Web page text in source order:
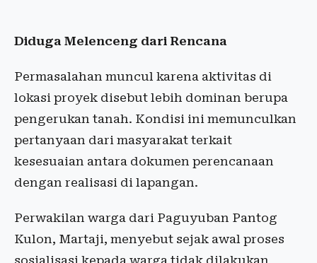
Diduga Melenceng dari Rencana
Permasalahan muncul karena aktivitas di
lokasi proyek disebut lebih dominan berupa
pengerukan tanah. Kondisi ini memunculkan
pertanyaan dari masyarakat terkait
kesesuaian antara dokumen perencanaan
dengan realisasi di lapangan.
Perwakilan warga dari Paguyuban Pantog
Kulon, Martaji, menyebut sejak awal proses